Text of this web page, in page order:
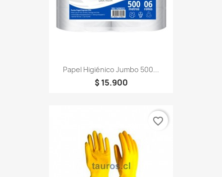
Papel Higiénico Jumbo 500...
$ 15.900
favorite_border